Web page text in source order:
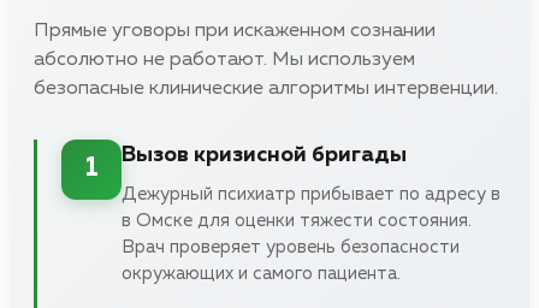
Прямые уговоры при искаженном сознании
абсолютно не работают. Мы используем
безопасные клинические алгоритмы интервенции.
1
Вызов кризисной бригады
Дежурный психиатр прибывает по адресу в
в Омске для оценки тяжести состояния.
Врач проверяет уровень безопасности
окружающих и самого пациента.